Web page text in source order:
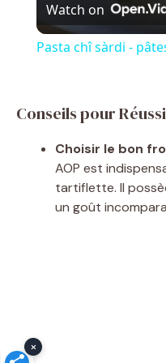
Watch on
Pasta chî sàrdi -
Conseils pour
Choisir le bon
AOP est
tartiflette. Il
un goût
×